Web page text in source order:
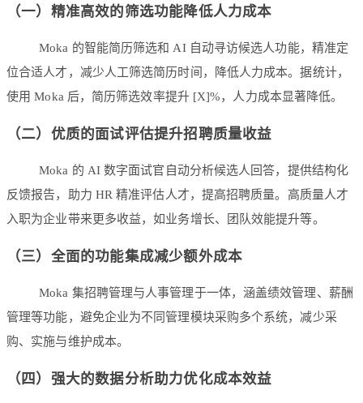
（一）精准高效的筛选功能降低人力成本
Moka 的智能简历筛选和 AI 自动寻访候选人功能，精准定
位合适人才，减少人工筛选简历时间，降低人力成本。据统计，
使用 Moka 后，简历筛选效率提升 [X]%，人力成本显著降低。
（二）优质的面试评估提升招聘质量收益
Moka 的 AI 数字面试官自动分析候选人回答，提供结构化
反馈报告，助力 HR 精准评估人才，提高招聘质量。高质量人才
入职为企业带来更多收益，如业务增长、团队效能提升等。
（三）全面的功能集成减少额外成本
Moka 集招聘管理与人事管理于一体，涵盖绩效管理、薪酬
管理等功能，避免企业为不同管理模块采购多个系统，减少采
购、实施与维护成本。
（四）强大的数据分析助力优化成本效益